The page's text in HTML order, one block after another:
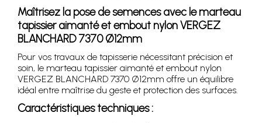
Maîtrisez la pose de semences avec le marteau
tapissier aimanté et embout nylon VERGEZ
BLANCHARD 7370 Ø12mm
Pour vos travaux de tapisserie nécessitant précision et
soin, le marteau tapissier aimanté et embout nylon
VERGEZ BLANCHARD 7370 Ø12mm offre un équilibre
idéal entre maîtrise du geste et protection des surfaces.
Caractéristiques techniques :